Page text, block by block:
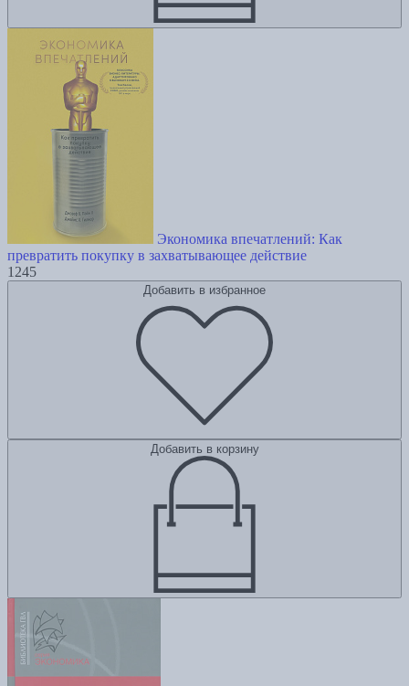
Экономика впечатлений: Как
превратить покупку в захватывающее действие
1245
Добавить в избранное
Добавить в корзину